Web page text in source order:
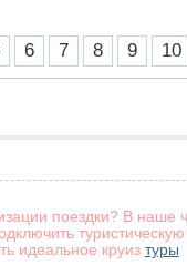
6 7 8 9 10
поездки? В наше
туристическую
идеальное круиз туры